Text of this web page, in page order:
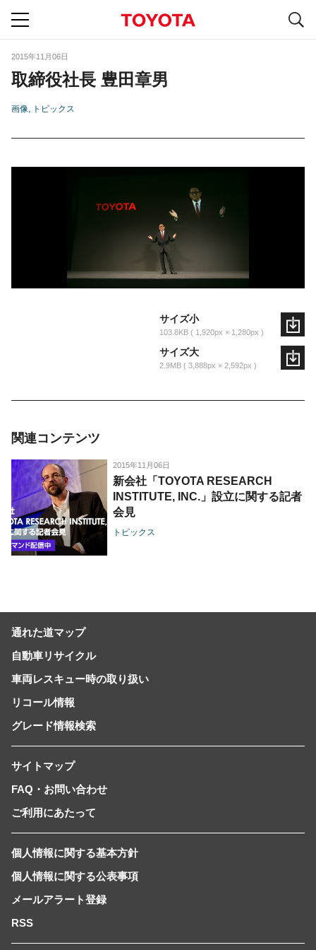
2015年11月06日
取締役社長 豊田章男
画像 トピックス
サイズ小
103.8KB 1,920px × 1,280px
サイズ大
2.9MB 3,888px × 2,592px
関連コンテンツ
2015年11月06日
新会社「TOYOTA RESEARCH
INSTITUTE, INC.」設立に関する記者
会見
トピックス
通れた道マップ
自動車リサイクル
車両レスキュー時の取り扱い
リコール情報
グレード情報検索
サイトマップ
FAQ・お問い合わせ
ご利用にあたって
個人情報に関する基本方針
個人情報に関する公表事項
メールアラート登録
RSS